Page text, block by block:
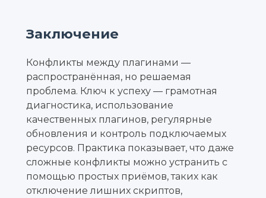
Заключение
Конфликты между плагинами —
распространённая, но решаемая
проблема. Ключ к успеху — грамотная
диагностика, использование
качественных плагинов, регулярные
обновления и контроль подключаемых
ресурсов. Практика показывает, что даже
сложные конфликты можно устранить с
помощью простых приёмов, таких как
отключение лишних скриптов,